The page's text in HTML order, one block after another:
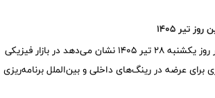
۱۴۰۵
بررسی آمار عرضه‌های روزانه بورس انرژی ایران در روز یکشنبه ۲۸ تیر ۱۴۰۵ نشان می‌دهد در بازار فیزیکی
هیدروکربوری برای عرضه در رینگ‌های داخلی و بین‌الملل برنامه‌ریزی